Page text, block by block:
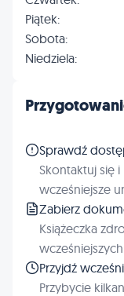
Piątek:
Sobota:
Niedziela:
Sprawdź
Skontaktuj się
wcześniejsze
Zabierz
Książeczka
Przyjdź
Przybycie